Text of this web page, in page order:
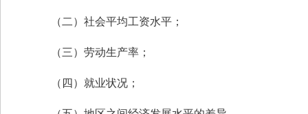
（二）社会平均工资水平；
（三）劳动生产率；
（四）就业状况；